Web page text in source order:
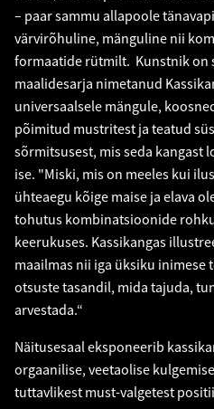
– paar sammu allapoole
värvirõhuline, mänguline nii
formaatide rütmilt. Kunstnik on
maalidesarja nimetanud
universaalsele mängule,
põimitud mustritest ja teatud
sõrmitsusest, mis seda kangast
ise. "Miski, mis on meeles kui
ühteaegu kõige maise ja elava
tohutus kombinatsioonide
keerukuses. Kassikangas
maailmas nii iga üksiku inimese
otsuste tasandil, mida tajuda,
arvestada.“
Näitusesaal eksponeerib
orgaanilise, veetaolise
tuttavlikest must-valgetest